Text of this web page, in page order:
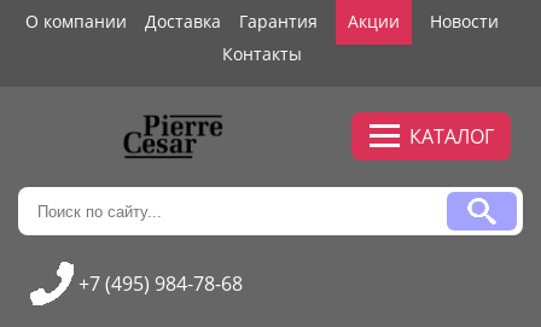
О компании Доставка Гарантия Акции
Новости
Контакты
КАТАЛОГ
+7 (495) 984-78-68